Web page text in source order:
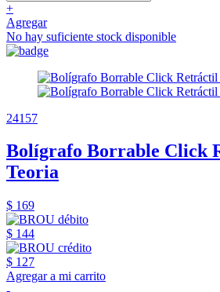
+
Agregar
No hay suficiente stock disponible
24157
Bolígrafo Borrable Click
Teoria
$ 169
$ 144
$ 127
Agregar a mi carrito